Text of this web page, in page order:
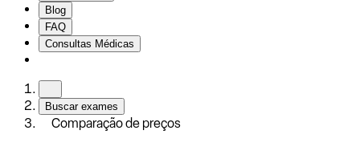
Blog
FAQ
Consultas Médicas
Buscar exames
Comparação de preços